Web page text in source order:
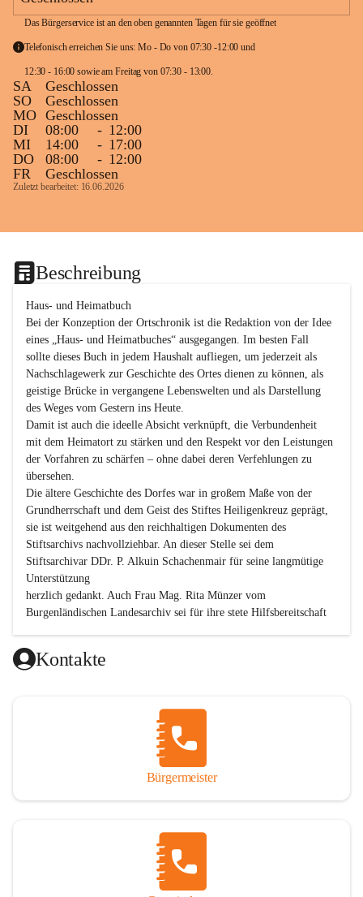
Das Bürgerservice ist an den oben genannten Tagen für sie geöffnet
Telefonisch erreichen Sie uns: Mo - Do von 07:30 -12:00 und
SA
Geschlossen
SO
Geschlossen
MO Geschlossen
DI
08:00 - 12:00
MI
14:00 - 17:00
DO
08:00 - 12:00
FR
Geschlossen
Zuletzt bearbeitet: 16.06.2026
Beschreibung
Haus- und Heimatbuch
Bei der Konzeption der Ortschronik ist die Redaktion von der Idee
eines „Haus- und Heimatbuches“ ausgegangen. Im besten Fall
sollte dieses Buch in jedem Haushalt aufliegen, um jederzeit als
Nachschlagewerk zur Geschichte des Ortes dienen zu können, als
geistige Brücke in vergangene Lebenswelten und als Darstellung
des Weges vom Gestern ins Heute.
Damit ist auch die ideelle Absicht verknüpft, die Verbundenheit
mit dem Heimatort zu stärken und den Respekt vor den Leistungen
der Vorfahren zu schärfen – ohne dabei deren Verfehlungen zu
übersehen.
Die ältere Geschichte des Dorfes war in großem Maße von der
Grundherrschaft und dem Geist des Stiftes Heiligenkreuz geprägt,
sie ist weitgehend aus den reichhaltigen Dokumenten des
Stiftsarchivs nachvollziehbar. An dieser Stelle sei dem
Stiftsarchivar DDr. P. Alkuin Schachenmair für seine langmütige
Unterstützung
herzlich gedankt. Auch Frau Mag. Rita Münzer vom
Burgenländischen Landesarchiv sei für ihre stete Hilfsbereitschaft
Dank gilt den Textautoren dieser Chronik, dem kleinen
Redaktionsteam, für die gute Zusammenarbeit.
gedankt werden, die durch ihre Erinnerungen, Informationen und
durch das Überlassen von Fotos und Dokumenten zum Gesamtbild
dieses Buches wesentlich beigetragen haben.
Der Zeitdruck war enorm, um das Werk auch zeitgerecht für das
Jubiläumsjahr abschließen zu können. Daher mag um Nachsicht
Ausführlichkeit behandelt erscheinen, oder auch der eine oder
andere Fehler unterlief. Die Autoren haben nach ihren
individuellen Möglichkeiten mit bestem Wissen und Gewissen
Kontakte
Bürgermeister